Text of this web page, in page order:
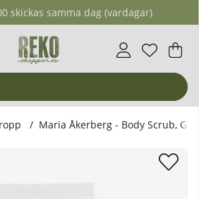
skickas samma dag (vardagar)
Antal i
. .
Maria Åkerberg - Body Scrub,
- Body Scrub, Grape &